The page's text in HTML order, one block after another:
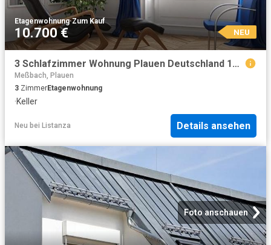
Etagenwohnung·Zum Kauf
10.700 € NEU
3 Schlafzimmer Wohnung Plauen Deutschland 104798719
Meßbach, Plauen
3 ZimmerEtagenwohnung
·Keller
Neu bei Listanza Details ansehen
Foto anschauen